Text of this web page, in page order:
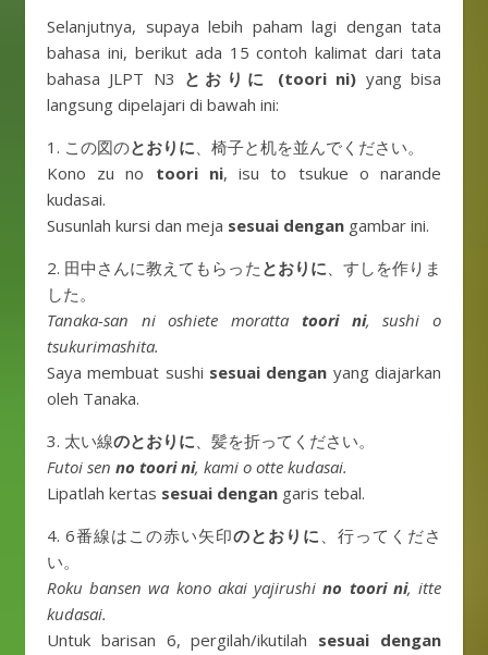
Selanjutnya, supaya lebih paham lagi dengan tata
bahasa ini, berikut ada 15 contoh kalimat dari tata
bahasa JLPT N3 とおりに (toori ni) yang bisa
langsung dipelajari di bawah ini:
1. この図のとおりに、椅子と机を並んでください。
Kono zu no toori ni, isu to tsukue o narande
kudasai.
Susunlah kursi dan meja sesuai dengan gambar ini.
2. 田中さんに教えてもらった とおりに、すしを作りま
した。
Tanaka-san ni oshiete moratta toori ni, sushi o
tsukurimashita.
Saya membuat sushi sesuai dengan yang diajarkan
oleh Tanaka.
3. 太い線のとおりに、髪を折ってください。
Futoi sen no toori ni, kami o otte kudasai.
Lipatlah kertas sesuai dengan garis tebal.
4. 6番線はこの赤い矢印のとおりに、行ってくださ
い。
Roku bansen wa kono akai yajirushino toori ni, itte
kudasai.
Untuk barisan 6, pergilah/ikutilah sesuai dengan